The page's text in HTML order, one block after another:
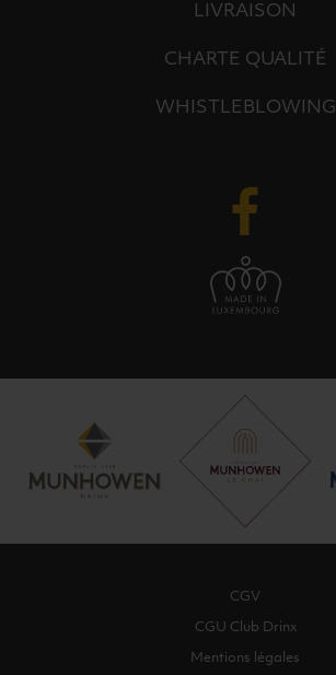
LIVRAISON
CHARTE QUALITÉ
WHISTLEBLOWING
CGV
CGU Club Drinx
Mentions légales